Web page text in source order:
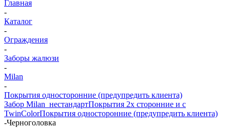
Главная
-
Каталог
-
Ограждения
-
Заборы жалюзи
-
Milan
-
Покрытия односторонние (предупредить клиента)
Забор Milan_нестандартПокрытия 2х сторонние и с
TwinColorПокрытия односторонние (предупредить клиента)
-Черноголовка